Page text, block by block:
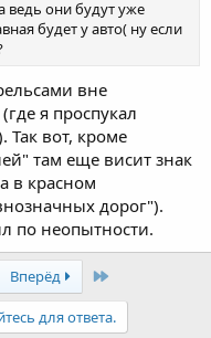
ведь они будут уже
будет у авто( ну если
вне
я проспукал
Так вот, кроме
там еще висит знак
в красном
дорог").
по неопытности.
Вперёд Last
для ответа.